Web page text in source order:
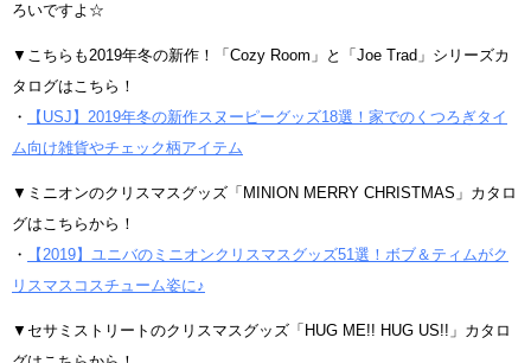
ろいですよ☆
▼こちらも2019年冬の新作！「Cozy Room」と「Joe Trad」シリーズカ
タログはこちら！
・
【USJ】2019年冬の新作スヌーピーグッズ18選！家でのくつろぎタイ
ム向け雑貨やチェック柄アイテム
▼ミニオンのクリスマスグッズ「MINION MERRY CHRISTMAS」カタロ
グはこちらから！
・
【2019】ユニバのミニオンクリスマスグッズ51選！ボブ＆ティムがク
リスマスコスチューム姿に♪
▼セサミストリートのクリスマスグッズ「HUG ME!! HUG US!!」カタロ